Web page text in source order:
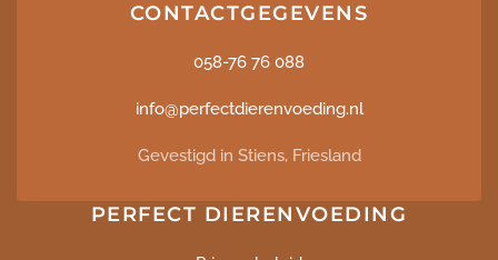
PERFECT DIERENVOEDING
CONTACTGEGEVENS
058-76 76 088
info@perfectdierenvoeding.nl
Gevestigd in Stiens, Friesland